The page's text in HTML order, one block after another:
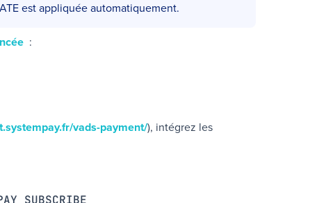
est appliquée automatiquement.
:
vads-payment/), intégrez les